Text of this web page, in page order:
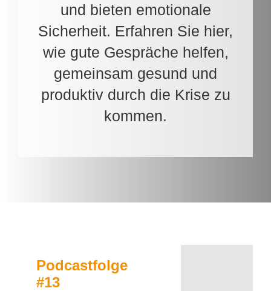
und bieten emotionale
Sicherheit. Erfahren Sie hier,
wie gute Gespräche helfen,
gemeinsam gesund und
produktiv durch die Krise zu
kommen.
Podcastfolge
#13